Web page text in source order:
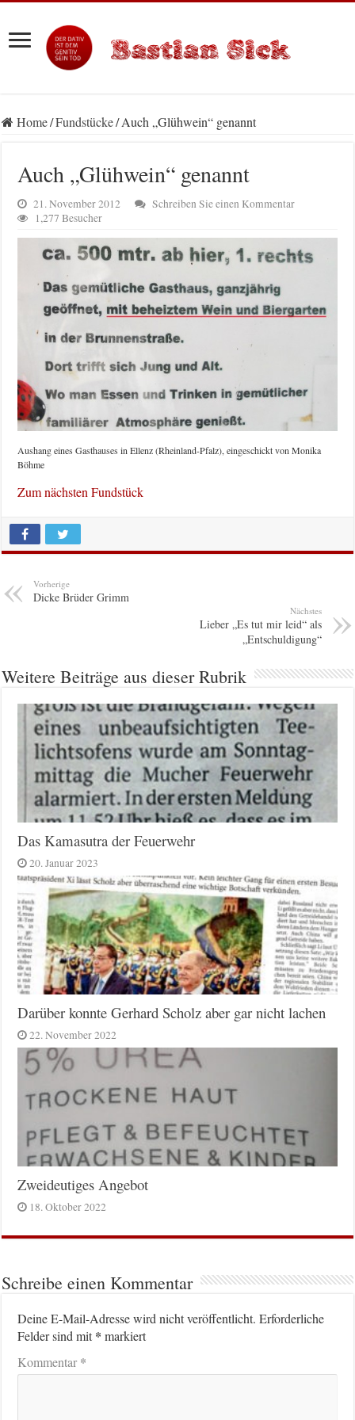
Home/Fundstücke/Auch „Glühwein“ genannt
Auch „Glühwein“ genannt
21. November 2012
Schreiben Sie einen Kommentar
1,277 Besucher
Aushang eines Gasthauses in Ellenz (Rheinland-Pfalz), eingeschickt von Monika
Böhme
Zum nächsten Fundstück
Vorherige
Dicke Brüder Grimm
Nächstes
Lieber „Es tut mir leid“ als
„Entschuldigung“
Weitere Beiträge aus dieser Rubrik
Das Kamasutra der Feuerwehr
20. Januar 2023
Darüber konnte Gerhard Scholz aber gar nicht lachen
22. November 2022
Zweideutiges Angebot
18. Oktober 2022
Schreibe einen Kommentar
Deine E-Mail-Adresse wird nicht veröffentlicht. Erforderliche
Felder sind mit* markiert
Kommentar*